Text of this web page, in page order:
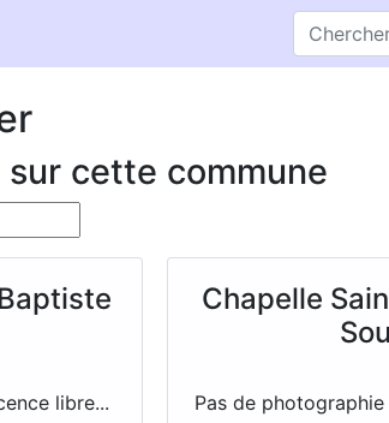
cette commune
libre...
Chapelle
Pas de